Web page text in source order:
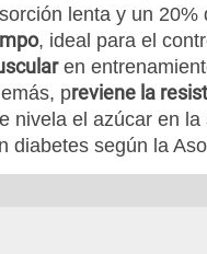
lenta y un 20%
, ideal para el
en
previene la
nivela el azúcar en
diabetes según la